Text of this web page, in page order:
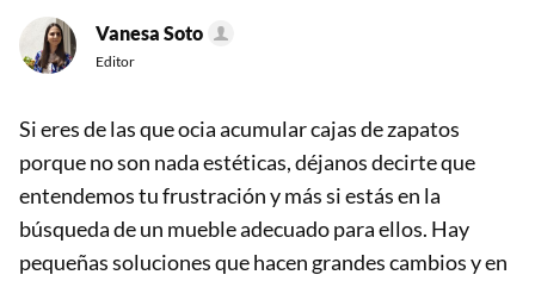
Vanesa Soto
Editor
Si eres de las que ocia acumular cajas de zapatos
porque no son nada estéticas, déjanos decirte que
entendemos tu frustración y más si estás en la
búsqueda de un mueble adecuado para ellos. Hay
pequeñas soluciones que hacen grandes cambios y en